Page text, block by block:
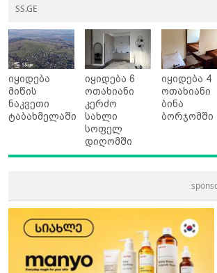
SS.GE
იყიდება
მიწის
ნაკვეთი
ტაბახმელაში
იყიდება 6
ოთახიანი
კერძო
სახლი
სოფელ
დიღომში
იყიდება 4
ოთახიანი
ბინა
ბორჯომში